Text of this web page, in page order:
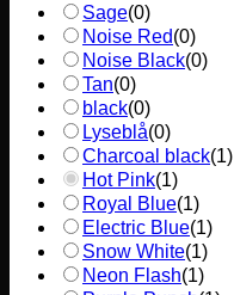
Sage(0)
Noise Red(0)
Noise Black(0)
Tan(0)
black(0)
Lyseblå(0)
Charcoal black(1)
Hot Pink(1)
Royal Blue(1)
Electric Blue(1)
Snow White(1)
Neon Flash(1)